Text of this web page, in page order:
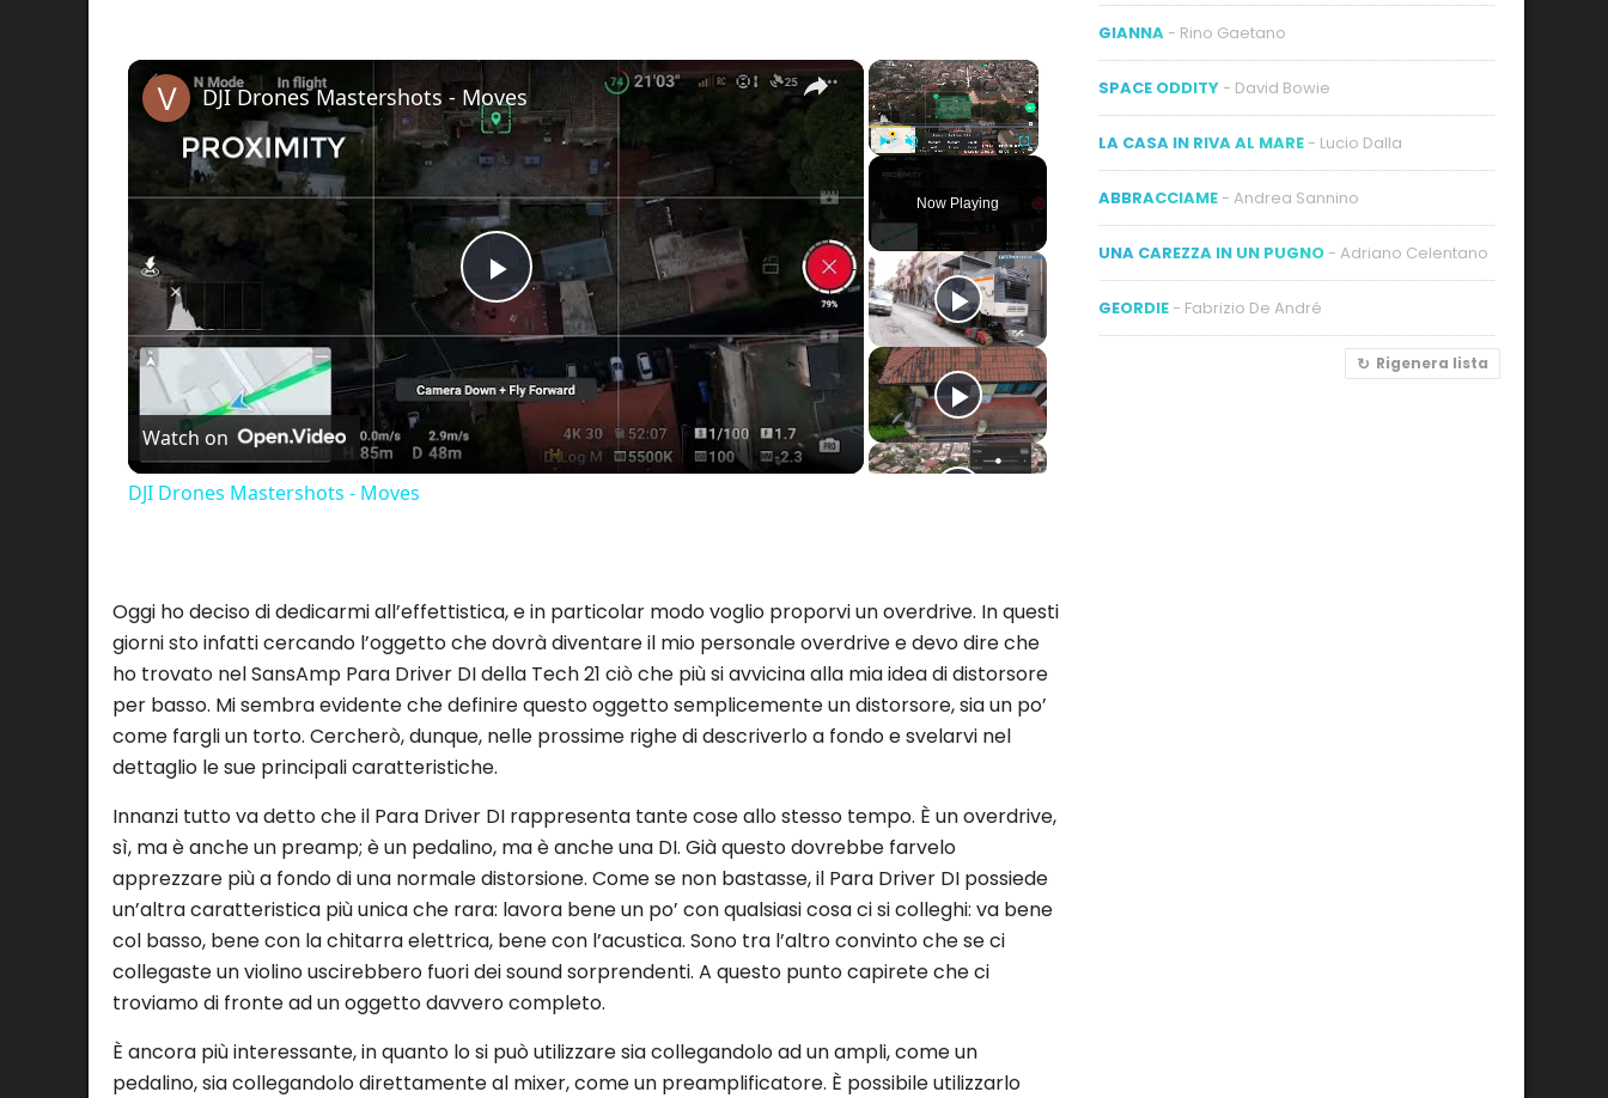
×
Fullscreen
Now Playing
×
Play
Video
DJI Drones Mastershots - Moves
Watch on
DJI Drones Mastershots - Moves
Oggi ho deciso di dedicarmi all’effettistica, e in particolar modo voglio proporvi un overdrive. In questi
giorni sto infatti cercando l’oggetto che dovrà diventare il mio personale overdrive e devo dire che
ho trovato nel SansAmp Para Driver DI della Tech 21 ciò che più si avvicina alla mia idea di distorsore
per basso. Mi sembra evidente che definire questo oggetto semplicemente un distorsore, sia un po’
come fargli un torto. Cercherò, dunque, nelle prossime righe di descriverlo a fondo e svelarvi nel
dettaglio le sue principali caratteristiche.
Innanzi tutto va detto che il Para Driver DI rappresenta tante cose allo stesso tempo. È un overdrive,
sì, ma è anche un preamp; è un pedalino, ma è anche una DI. Già questo dovrebbe farvelo
apprezzare più a fondo di una normale distorsione. Come se non bastasse, il Para Driver DI possiede
un’altra caratteristica più unica che rara: lavora bene un po’ con qualsiasi cosa ci si colleghi: va bene
col basso, bene con la chitarra elettrica, bene con l’acustica. Sono tra l’altro convinto che se ci
collegaste un violino uscirebbero fuori dei sound sorprendenti. A questo punto capirete che ci
troviamo di fronte ad un oggetto davvero completo.
È ancora più interessante, in quanto lo si può utilizzare sia collegandolo ad un ampli, come un
pedalino, sia collegandolo direttamente al mixer, come un preamplificatore. È possibile utilizzarlo
GIANNA - Rino Gaetano
SPACE ODDITY - David Bowie
LA CASA IN RIVA AL MARE - Lucio Dalla
ABBRACCIAME - Andrea Sannino
UNA CAREZZA IN UN PUGNO - Adriano Celentano
GEORDIE - Fabrizio De André
Rigenera lista